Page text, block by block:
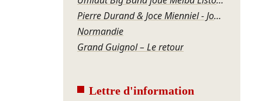
Pierre Durand & Joce Mienniel - Jour de blues à Bamako
Normandie
Grand Guignol – Le retour
Lettre d'information